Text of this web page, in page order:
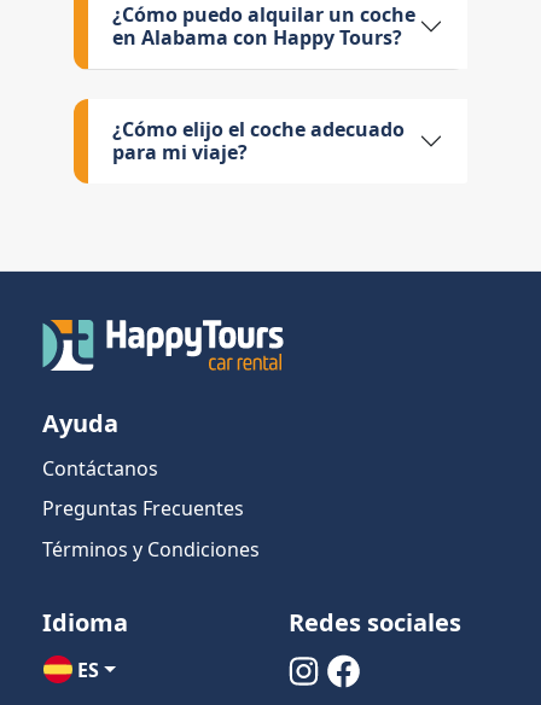
¿Cómo puedo alquilar un coche
en Alabama con Happy Tours?
¿Cómo elijo el coche adecuado
para mi viaje?
Ayuda
Contáctanos
Preguntas Frecuentes
Términos y Condiciones
Idioma
ES
Redes sociales